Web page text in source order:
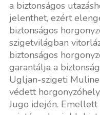
a biztonságos
jelenthet, ezért
biztonságos
szigetvilágban
biztonságos
garantálja a
Ugljan-szigeti
védett
Jugo idején. Emellett